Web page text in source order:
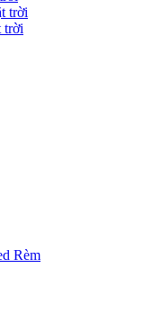
trời
trời
Rèm